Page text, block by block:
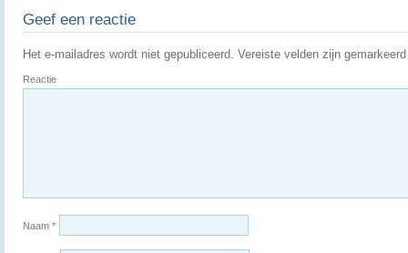
Geef een reactie
Het e-mailadres wordt niet gepubliceerd. Vereiste velden zijn
Reactie
Naam *